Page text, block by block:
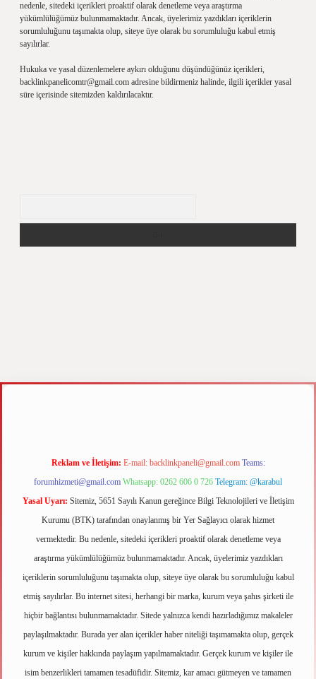
nedenle, sitedeki içerikleri proaktif olarak denetleme veya araştırma
yükümlülüğümüz bulunmamaktadır. Ancak, üyelerimiz yazdıkları içeriklerin
sorumluluğunu taşımakta olup, siteye üye olarak bu sorumluluğu kabul etmiş
sayılırlar.
Hukuka ve yasal düzenlemelere aykırı olduğunu düşündüğünüz içerikleri,
backlinkpanelicomtr@gmail.com adresine bildirmeniz halinde, ilgili içerikler yasal
süre içerisinde sitemizden kaldırılacaktır.
vdcasino güncel girişilbet casinoilbet yeni girişBetexper giriş adresi
Reklam ve İletişim: E-mail: backlinkpaneli@gmail.com Teams:
forumhizmeti@gmail.com Whatsapp: 0262 606 0 726 Telegram: @karabul
Yasal Uyarı: Sitemiz, 5651 Sayılı Kanun gereğince Bilgi Teknolojileri ve İletişim
Kurumu (BTK) tarafından onaylanmış bir Yer Sağlayıcı olarak hizmet
vermektedir. Bu nedenle, sitedeki içerikleri proaktif olarak denetleme veya
araştırma yükümlülüğümüz bulunmamaktadır. Ancak, üyelerimiz yazdıkları
içeriklerin sorumluluğunu taşımakta olup, siteye üye olarak bu sorumluluğu kabul
etmiş sayılırlar. Bu internet sitesi, herhangi bir marka, kurum veya şahıs şirketi ile
hiçbir bağlantısı bulunmamaktadır. Sitede yalnızca kendi hazırladığımız makaleler
paylaşılmaktadır. Burada yer alan içerikler haber niteliği taşımamakta olup, gerçek
kurum ve kişiler hakkında paylaşım yapılmamaktadır. Gerçek kurum ve kişiler ile
isim benzerlikleri tamamen tesadüfidir. Sitemiz, kar amacı gütmeyen ve tamamen